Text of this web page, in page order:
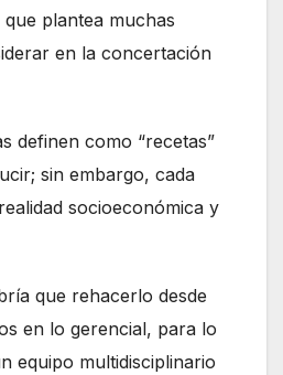
plantea muchas
en la concertación
definen como “recetas”
sin embargo, cada
socioeconómica y
que rehacerlo desde
en lo gerencial, para lo
equipo multidisciplinario